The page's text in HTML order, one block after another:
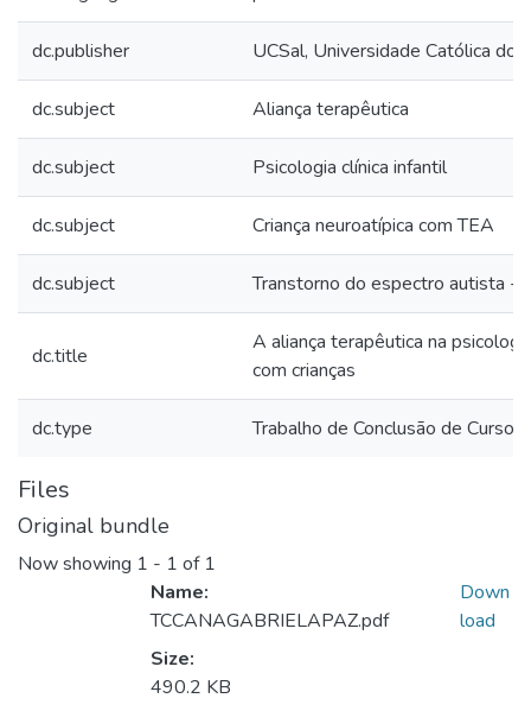
dc.publisher UCSal, Universidade Católica do
dc.subject Aliança terapêutica
dc.subject Psicologia clínica infantil
dc.subject Criança neuroatípica com TEA
dc.subject Transtorno do espectro autista -
dc.title
A aliança terapêutica na
com crianças
dc.type Trabalho de Conclusão de Curso
Files
Original bundle
Now showing 1 - 1 of 1
Name:
TCCANAGABRIELAPAZ.pdf
Size:
490.2 KB
Down
load